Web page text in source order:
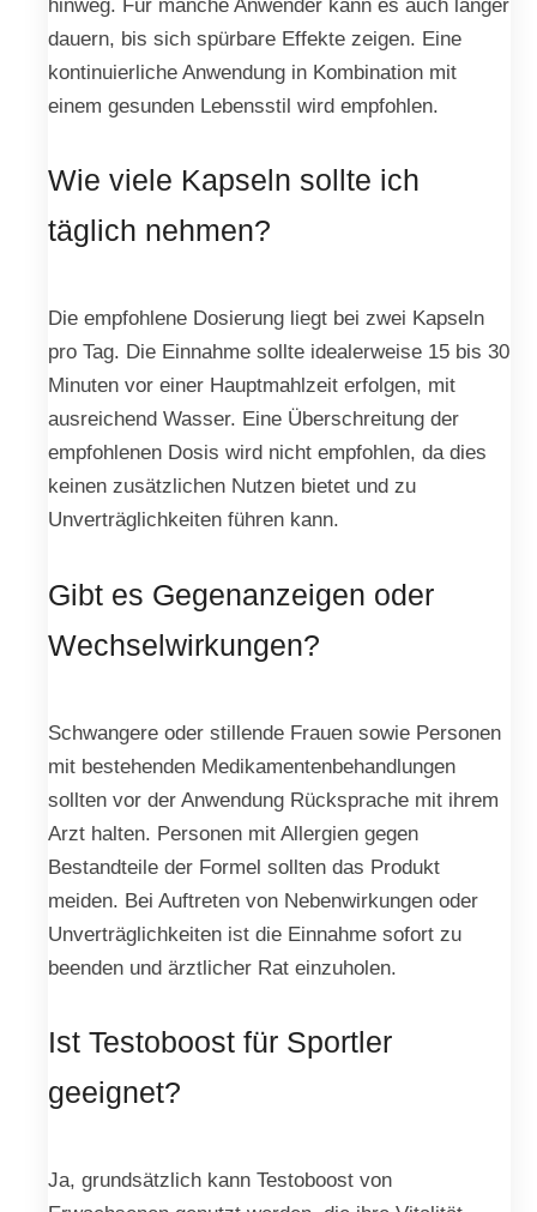
dauern, bis sich spürbare Effekte zeigen. Eine
kontinuierliche Anwendung in Kombination mit
einem gesunden Lebensstil wird empfohlen.
Wie viele Kapseln sollte ich
täglich nehmen?
Die empfohlene Dosierung liegt bei zwei Kapseln
pro Tag. Die Einnahme sollte idealerweise 15 bis 30
Minuten vor einer Hauptmahlzeit erfolgen, mit
ausreichend Wasser. Eine Überschreitung der
empfohlenen Dosis wird nicht empfohlen, da dies
keinen zusätzlichen Nutzen bietet und zu
Unverträglichkeiten führen kann.
Gibt es Gegenanzeigen oder
Wechselwirkungen?
Schwangere oder stillende Frauen sowie Personen
mit bestehenden Medikamentenbehandlungen
sollten vor der Anwendung Rücksprache mit ihrem
Arzt halten. Personen mit Allergien gegen
Bestandteile der Formel sollten das Produkt
meiden. Bei Auftreten von Nebenwirkungen oder
Unverträglichkeiten ist die Einnahme sofort zu
beenden und ärztlicher Rat einzuholen.
Ist Testoboost für Sportler
geeignet?
Ja, grundsätzlich kann Testoboost von